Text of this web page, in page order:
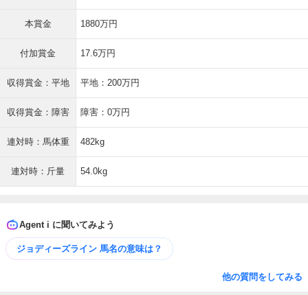
本賞金 1880万円
付加賞金 17.6万円
収得賞金：平地 平地：200万円
収得賞金：障害 障害：0万円
連対時：馬体重 482kg
連対時：斤量 54.0kg
Agent i に聞いてみよう
ジョディーズライン 馬名の意味は？
他の質問をしてみる